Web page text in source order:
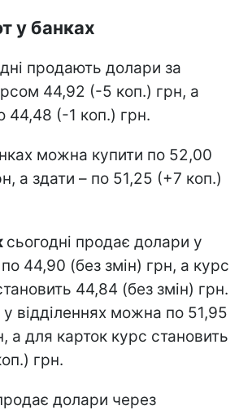
у банках
продають долари за
44,92 (-5 коп.) грн, а
44,48 (-1 коп.) грн.
можна купити по 52,00
а здати – по 51,25 (+7 коп.)
сьогодні продає долари у
по 44,90 (без змін) грн, а курс
44,84 (без змін) грн.
відділеннях можна по 51,95
а для карток курс становить
грн.
долари через